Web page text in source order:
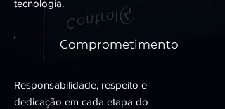
tecnologia.
Comprometimento
Responsabilidade, respeito e
dedicação em cada etapa do